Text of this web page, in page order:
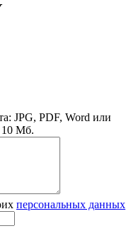
JPG, PDF, Word или
10 Мб.
персональных данных